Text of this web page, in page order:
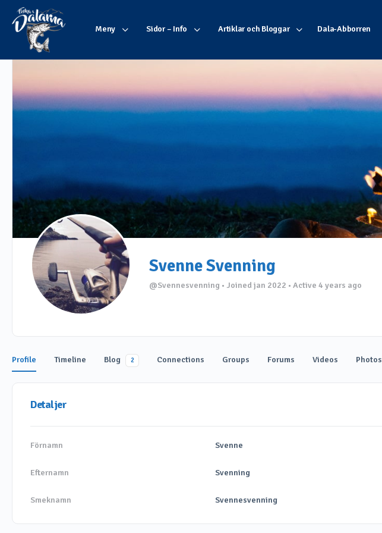
Meny Sidor – Info Artiklar och Bloggar Dala-Abborren
Svenne Svenning
@Svennesvenning • Joined jan 2022 • Active 4 years ago
Profile Timeline Blog 2 Connections Groups Forums Videos Photos
Detaljer
Förnamn Svenne
Efternamn Svenning
Smeknamn Svennesvenning